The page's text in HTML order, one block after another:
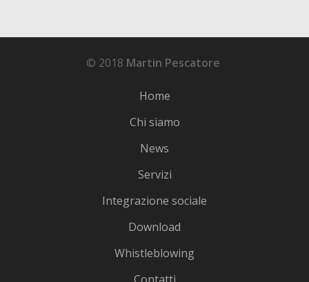
© 2018 Martin Pescatore
Home
Chi siamo
News
Servizi
Integrazione sociale
Download
Whistleblowing